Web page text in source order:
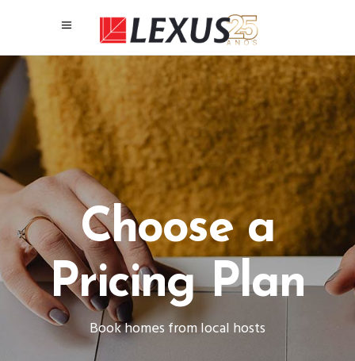
Choose a
Pricing Plan
Book homes from local hosts